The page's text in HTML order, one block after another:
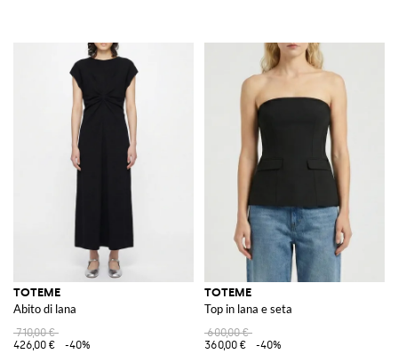
TOTEME
Abito di lana
710,00 €
426,00 €
-40%
TOTEME
Top in lana e seta
600,00 €
360,00 €
-40%